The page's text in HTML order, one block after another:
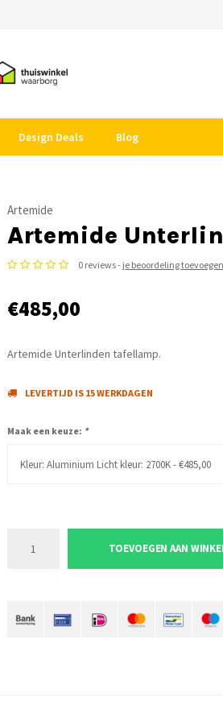
Design Deals Blog
Artemide
Artemide
0 reviews - je beoordeling toevoegen
€485,00
Artemide Unterlinden tafellamp.
LEVERTIJD IS 15 WERKDAGEN
Maak een keuze: *
Kleur: Aluminium Licht kleur: 2700K - €485,00
TOEVOEGEN AAN